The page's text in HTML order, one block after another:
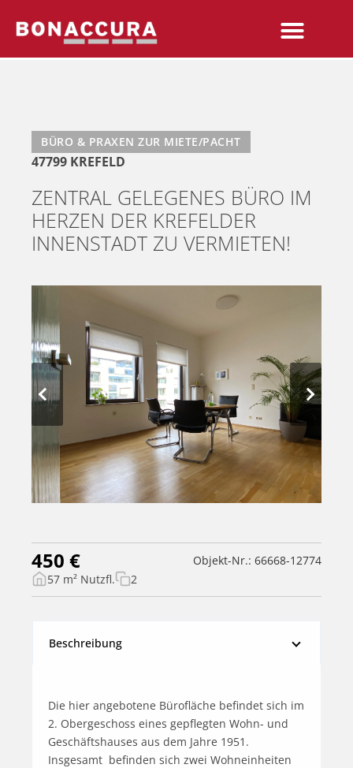
BÜRO & PRAXEN ZUR MIETE/PACHT
47799 KREFELD
ZENTRAL GELEGENES BÜRO IM
HERZEN DER KREFELDER
INNENSTADT ZU VERMIETEN!
450 €
Objekt-Nr.: 66668-12774
57 m² Nutzfl.
2
Beschreibung
Die hier angebotene Bürofläche befindet sich im
2. Obergeschoss eines gepflegten Wohn- und
Geschäftshauses aus dem Jahre 1951.
Insgesamt  befinden sich zwei Wohneinheiten